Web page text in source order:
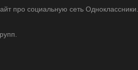
про социальную сеть